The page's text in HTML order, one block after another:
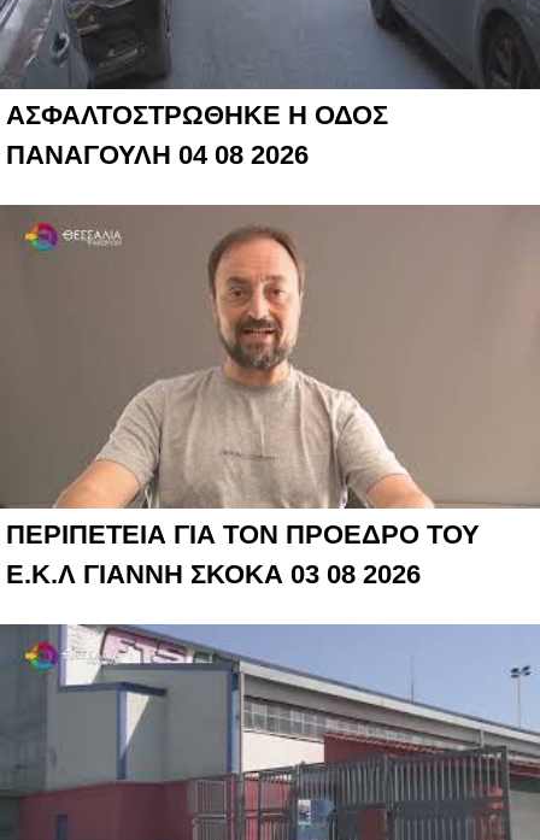
ΑΣΦΑΛΤΟΣΤΡΩΘΗΚΕ Η ΟΔΟΣ
ΠΑΝΑΓΟΥΛΗ 04 08 2026
ΠΕΡΙΠΕΤΕΙΑ ΓΙΑ ΤΟΝ ΠΡΟΕΔΡΟ ΤΟΥ
Ε.Κ.Λ ΓΙΑΝΝΗ ΣΚΟΚΑ 03 08 2026